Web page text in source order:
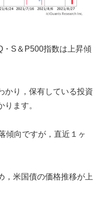
S＆P500指数は上昇傾
かり，保有している投資
ます。
傾向ですが，直近１ヶ
，米国債の価格推移が上